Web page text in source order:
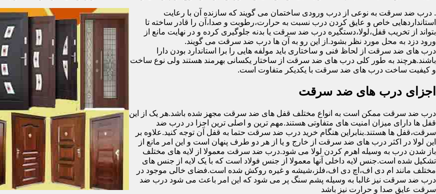
. درب ضد سرقت به نوعی از درب ورودی ساختمان می گویند که سازنده آن با رعایت
استانداردهایی خاص و عایق کردن درب نسبت به حرارت،رطوبت و صدا،آن را قادر ساخته تا
بتواند از تخریب قفل،لولا،دستگیره درب ضد سرقت یا بدنه جلوگیری کرده و در نهایت مانع از
ورود دزد به محل مورد نظر بشود.از این رو به آن ها درب ضد سرقت می گویند.
درب های ضد سرقت از لحاظ فنی و ساختاری باید مولفه هایی را برا استاندارد بودن دارا
باشند.هرچند به طور کلی درب های ضد سرقت از ساختار یکسانی بهرمند هستند ولی نوع ساخت
و کیفیت ساخت درب های ضد سرقت با یکدیکر متفاوت است.
اجزای درب های ضد سرقت
درب ضد سرقت ممکن است به انواع مختلف قفل های ضد سرقت مجهز شده باشد.هر یک از این
قفل ها دارای میزان امنیت های متفاوتی هستند.مهم ترین و اصلی ترین اجزا در درب ضد
سرقت،قفل ها هستند.بنابراین هنگام خرید درب ضد سرقت حتما به قفل آن توجه کنید.علاوه بر
این لولا در اکثر درب های ضد سرقت از خارج و یا از هر دو طرف پنهان است و این امر مانع از
باز شدن درب به وسیله اهرم کردن لولا می شود.درب ضد سرقت معمولا از لایه های مختلف
تشکیل شده است.جنس لایه داخلی آنها معمولا از جنس فولاد است که با یک لایه از جنس های
مختلف مانند ام دی اف،اچ دی اف،فلز،شیشه و غیره روکش شده است.فضای خالی موجود در
درب ضد سرقت نیز غالبا به وسیله پشم سنگ پر می شود که این امر باعث می شود درب ضد
سرقت عایق صدا و حرارت نیز باشد